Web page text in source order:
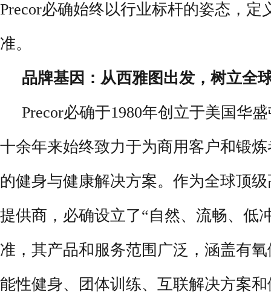
Precor必确始终以行业标杆的姿态，定
准。
品牌基因：从西雅图出发，树立全
Precor必确于1980年创立于美国华
十余年来始终致力于为商用客户和锻
的健身与健康解决方案。作为全球顶
提供商，必确设立了“自然、流畅、低
准，其产品和服务范围广泛，涵盖有
能性健身、团体训练、互联解决方案